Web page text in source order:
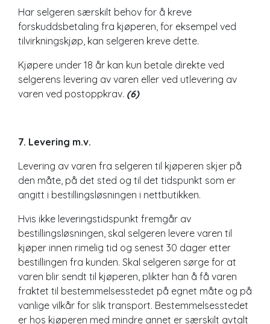
Har selgeren særskilt behov for å kreve
forskuddsbetaling fra kjøperen, for eksempel ved
tilvirkningskjøp, kan selgeren kreve dette.
Kjøpere under 18 år kan kun betale direkte ved
selgerens levering av varen eller ved utlevering av
varen ved postoppkrav. (6)
7. Levering m.v.
Levering av varen fra selgeren til kjøperen skjer på
den måte, på det sted og til det tidspunkt som er
angitt i bestillingsløsningen i nettbutikken.
Hvis ikke leveringstidspunkt fremgår av
bestillingsløsningen, skal selgeren levere varen til
kjøper innen rimelig tid og senest 30 dager etter
bestillingen fra kunden. Skal selgeren sørge for at
varen blir sendt til kjøperen, plikter han å få varen
fraktet til bestemmelsesstedet på egnet måte og på
vanlige vilkår for slik transport. Bestemmelsesstedet
er hos kjøperen med mindre annet er særskilt avtalt